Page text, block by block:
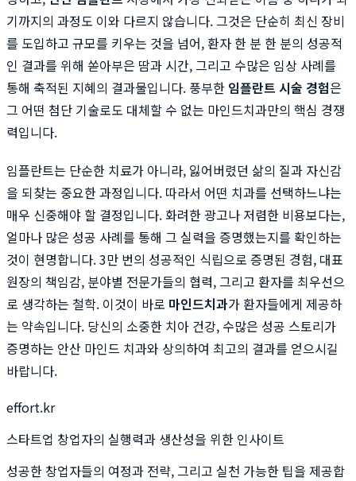
기까지의 과정도 이와 다르지 않습니다. 그것은 단순히 최신 장비
를 도입하고 규모를 키우는 것을 넘어, 환자 한 분 한 분의 성공적
인 결과를 위해 쏟아부은 땀과 시간, 그리고 수많은 임상 사례를
통해 축적된 지혜의 결과물입니다. 풍부한 임플란트 시술 경험은
그 어떤 첨단 기술로도 대체할 수 없는 마인드치과만의 핵심 경쟁
력입니다.
임플란트는 단순한 치료가 아니라, 잃어버렸던 삶의 질과 자신감
을 되찾는 중요한 과정입니다. 따라서 어떤 치과를 선택하느냐는
매우 신중해야 할 결정입니다. 화려한 광고나 저렴한 비용보다는,
얼마나 많은 성공 사례를 통해 그 실력을 증명했는지를 확인하는
것이 현명합니다. 3만 번의 성공적인 식립으로 증명된 경험, 대표
원장의 책임감, 분야별 전문가들의 협력, 그리고 환자를 최우선으
로 생각하는 철학. 이것이 바로 마인드치과가 환자들에게 제공하
는 약속입니다. 당신의 소중한 치아 건강, 수많은 성공 스토리가
증명하는 안산 마인드 치과와 상의하여 최고의 결과를 얻으시길
바랍니다.
effort.kr
스타트업 창업자의 실행력과 생산성을 위한 인사이트
성공한 창업자들의 여정과 전략, 그리고 실천 가능한 팁을 제공합